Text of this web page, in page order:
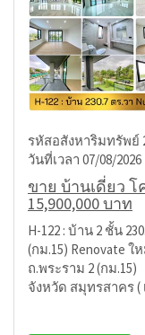
รหัสอสังหาริมทรัพย์
วันที่เวลา 07/08/2026
ขาย บ้านเดี่ยว
15,900,000 บาท
H-122 : บ้าน 2 ชั้น
(กม.15) Renovate
ถ.พระราม 2 (กม.15)
จังหวัด สมุทรสาคร (